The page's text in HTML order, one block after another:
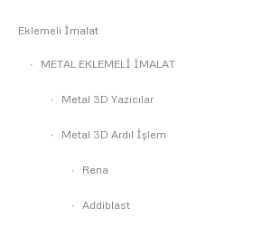
Eklemeli İmalat
METAL EKLEMELİ İMALAT
Metal 3D Yazıcılar
Metal 3D Ardıl İşlem
Rena
Addiblast